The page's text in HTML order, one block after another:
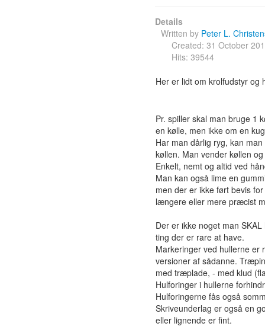
Details
Written by Peter L.
Created: 31 October
Hits: 39544
Her er lidt om krolfudstyr og
Pr. spiller skal man bruge 1
en kølle, men ikke om en
Har man dårlig ryg, kan
køllen. Man vender køllen
Enkelt, nemt og altid ved
Man kan også lime en
men der er ikke ført bevis
længere eller mere præcist
Der er ikke noget man
ting der er rare at have.
Markeringer ved hullerne er
versioner af sådanne.
med træplade, - med klud
Hulforinger i hullerne
Hulforingerne fås også
Skriveunderlag er også en
eller lignende er fint.